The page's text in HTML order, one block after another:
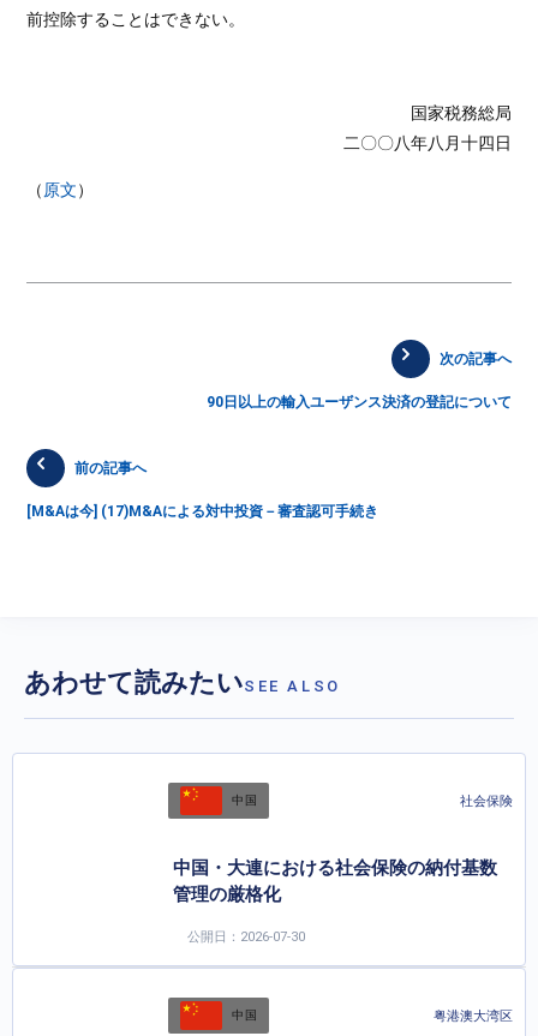
前控除することはできない。
国家税務総局
二〇〇八年八月十四日
（ 原文）
次の記事へ
90日以上の輸入ユーザンス決済の登記について
前の記事へ
[M&Aは今] (17)M&Aによる対中投資－審査認可手続き
あわせて読みたいSEE ALSO
中国 社会保険
中国・大連における社会保険の納付基数
管理の厳格化
公開日：2026-07-30
中国 粤港澳大湾区